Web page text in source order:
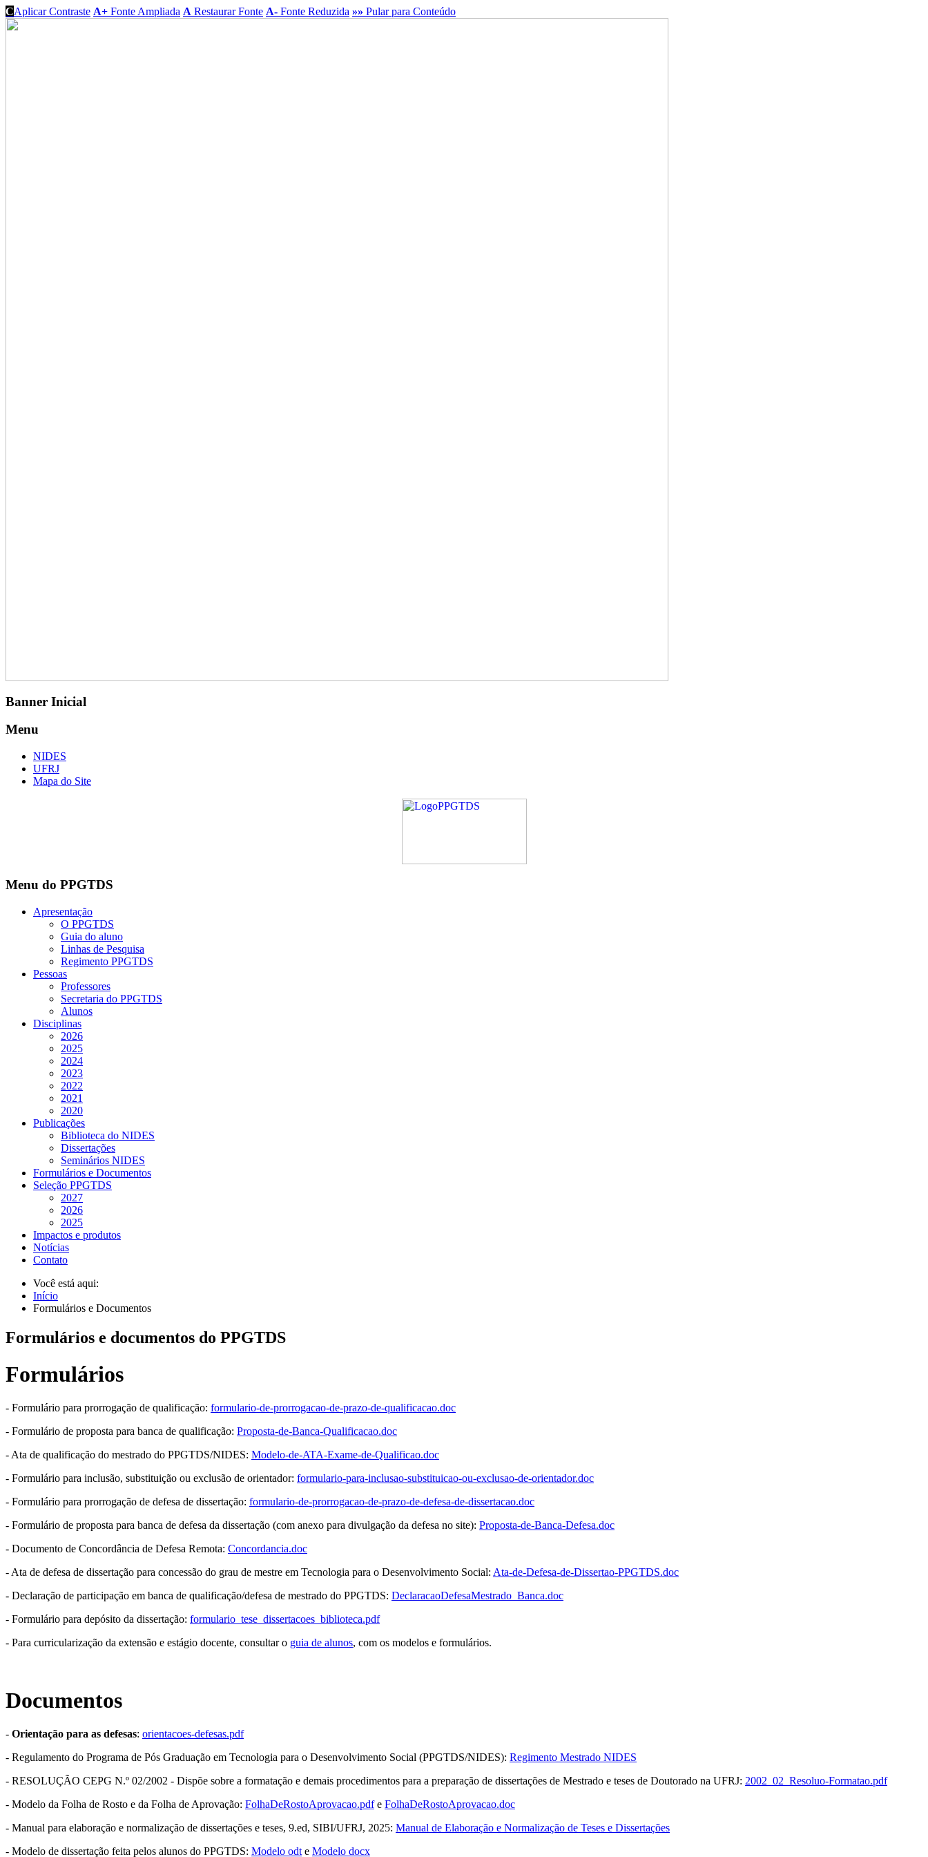
CAplicar Contraste A+ Fonte Ampliada A Restaurar Fonte A- Fonte Reduzida »» Pular para Conteúdo
Banner Inicial
Menu
NIDES
UFRJ
Mapa do Site
Menu do PPGTDS
Apresentação
O PPGTDS
Guia do aluno
Linhas de Pesquisa
Regimento PPGTDS
Pessoas
Professores
Secretaria do PPGTDS
Alunos
Disciplinas
2026
2025
2024
2023
2022
2021
2020
Publicações
Biblioteca do NIDES
Dissertações
Seminários NIDES
Formulários e Documentos
Seleção PPGTDS
2027
2026
2025
Impactos e produtos
Notícias
Contato
Você está aqui:
Início
Formulários e Documentos
Formulários e documentos do PPGTDS
Formulários
- Formulário para prorrogação de qualificação: formulario-de-prorrogacao-de-prazo-de-qualificacao.doc
- Formulário de proposta para banca de qualificação: Proposta-de-Banca-Qualificacao.doc
- Ata de qualificação do mestrado do PPGTDS/NIDES: Modelo-de-ATA-Exame-de-Qualificao.doc
- Formulário para inclusão, substituição ou exclusão de orientador: formulario-para-inclusao-substituicao-ou-exclusao-de-orientador.doc
- Formulário para prorrogação de defesa de dissertação: formulario-de-prorrogacao-de-prazo-de-defesa-de-dissertacao.doc
- Formulário de proposta para banca de defesa da dissertação (com anexo para divulgação da defesa no site): Proposta-de-Banca-Defesa.doc
- Documento de Concordância de Defesa Remota: Concordancia.doc
- Ata de defesa de dissertação para concessão do grau de mestre em Tecnologia para o Desenvolvimento Social: Ata-de-Defesa-de-Dissertao-PPGTDS.doc
- Declaração de participação em banca de qualificação/defesa de mestrado do PPGTDS: DeclaracaoDefesaMestrado_Banca.doc
- Formulário para depósito da dissertação: formulario_tese_dissertacoes_biblioteca.pdf
- Para curricularização da extensão e estágio docente, consultar o guia de alunos, com os modelos e formulários.
Documentos
- Orientação para as defesas: orientacoes-defesas.pdf
- Regulamento do Programa de Pós Graduação em Tecnologia para o Desenvolvimento Social (PPGTDS/NIDES): Regimento Mestrado NIDES
- RESOLUÇÃO CEPG N.º 02/2002 - Dispõe sobre a formatação e demais procedimentos para a preparação de dissertações de Mestrado e teses de Doutorado na UFRJ: 2002_02_Resoluo-Formatao.pdf
- Modelo da Folha de Rosto e da Folha de Aprovação: FolhaDeRostoAprovacao.pdfe FolhaDeRostoAprovacao.doc
- Manual para elaboração e normalização de dissertações e teses, 9.ed, SIBI/UFRJ, 2025: Manual de Elaboração e Normalização de Teses e Dissertações
- Modelo de dissertação feita pelos alunos do PPGTDS: Modelo odt e Modelo docx